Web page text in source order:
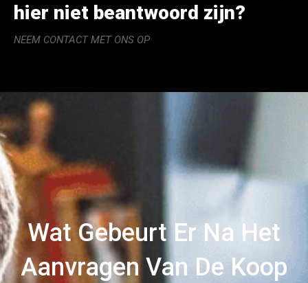
hier niet beantwoord zijn?
NEEM CONTACT MET ONS OP
Wat Gebeurt Er Na Het
Aanvragen Van De Koop